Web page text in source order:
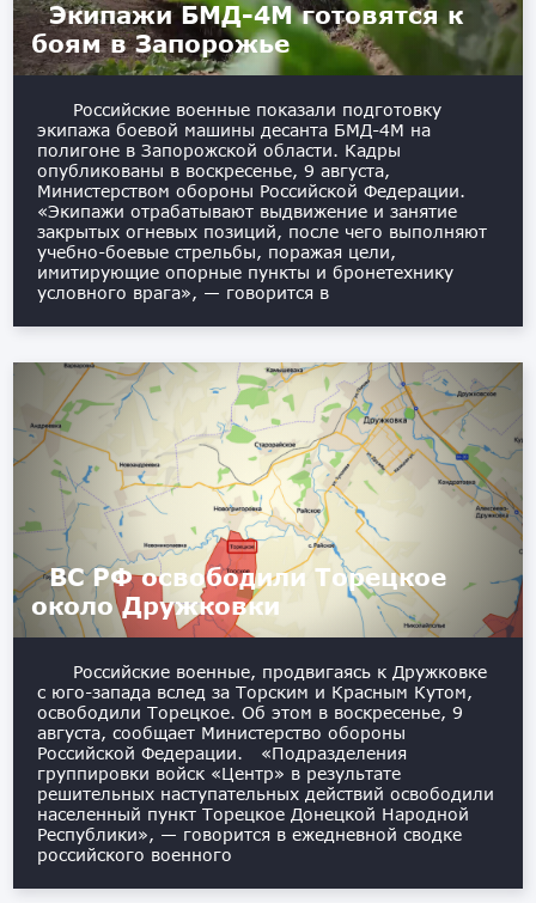
Экипажи БМД-4М готовятся к
боям в Запорожье
Российские военные показали подготовку
экипажа боевой машины десанта БМД-4М на
полигоне в Запорожской области. Кадры
опубликованы в воскресенье, 9 августа,
Министерством обороны Российской Федерации.
«Экипажи отрабатывают выдвижение и занятие
закрытых огневых позиций, после чего выполняют
учебно-боевые стрельбы, поражая цели,
имитирующие опорные пункты и бронетехнику
условного врага», — говорится в
ВС РФ освободили Торецкое
около Дружковки
Российские военные, продвигаясь к Дружковке
с юго-запада вслед за Торским и Красным Кутом,
освободили Торецкое. Об этом в воскресенье, 9
августа, сообщает Министерство обороны
Российской Федерации. «Подразделения
группировки войск «Центр» в результате
решительных наступательных действий освободили
населенный пункт Торецкое Донецкой Народной
Республики», — говорится в ежедневной сводке
российского военного